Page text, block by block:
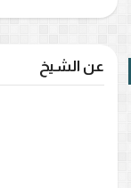
عن الشيخ